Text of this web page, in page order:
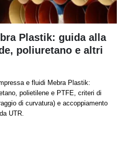
Plastik: guida alla
poliuretano e altri
e fluidi Mebra Plastik:
polietilene e PTFE, criteri di
di curvatura) e accoppiamento
UTR.